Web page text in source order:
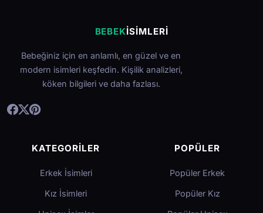
BEBEKİSIMLERI
Bebeğiniz için en anlamlı, en güzel ve en
modern isimleri keşfedin. Kişilik analizleri,
köken bilgileri ve daha fazlası.
KATEGORILER
Erkek İsimleri
Kız İsimleri
POPÜLER
Popüler Erkek
Popüler Kız